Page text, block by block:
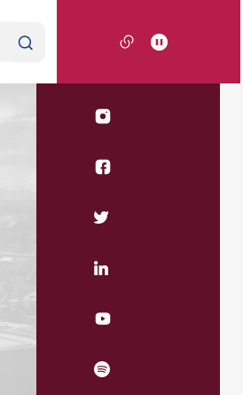
Profil
Profil
Profil
Profil
Linkedin
UKSW
UKSW